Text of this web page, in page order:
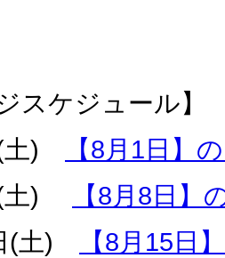
スケジュール】
土)
【8月1日】
土)
【8月8日】
(土)
【8月15日